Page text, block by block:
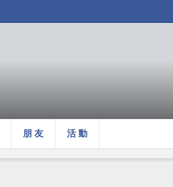
朋 友 活 動